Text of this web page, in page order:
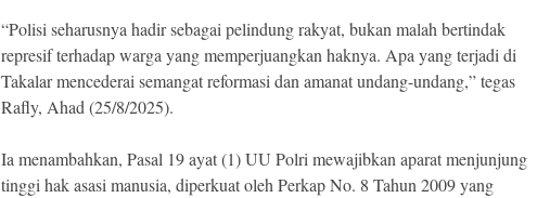
“Polisi seharusnya hadir sebagai pelindung rakyat, bukan malah bertindak
represif terhadap warga yang memperjuangkan haknya. Apa yang terjadi di
Takalar mencederai semangat reformasi dan amanat undang-undang,” tegas
Rafly, Ahad (25/8/2025).
Ia menambahkan, Pasal 19 ayat (1) UU Polri mewajibkan aparat menjunjung
tinggi hak asasi manusia, diperkuat oleh Perkap No. 8 Tahun 2009 yang